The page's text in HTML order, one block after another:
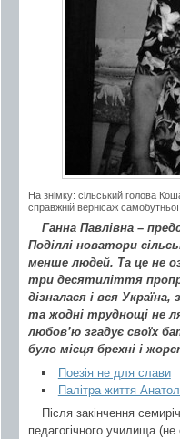
На знімку: сільський голова
справжній вернісаж
Ганна Павлівна –
Поділлі новатори
менше людей. Та це не
три десятиліття
дізналася і вся
та жодні труднощі не
любов’ю згадує своїх
було місця брехні і
Поезія не для слави
Палітра життя
Після закінчення
педагогічного училища